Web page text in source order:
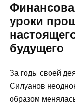
уроки
будущего
За годы своей
Силуанов
образом